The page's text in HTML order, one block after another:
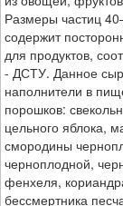
Размеры частиц
содержит
для продуктов,
- ДСТУ. Данное
наполнители в
порошков:
цельного яблока,
смородины
черноплодной,
фенхеля,
бессмертника